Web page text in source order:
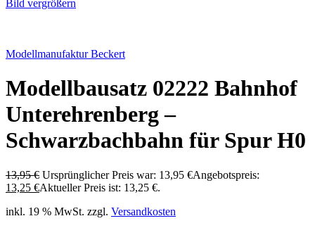
Bild vergrößern
Modellmanufaktur Beckert
Modellbausatz 02222 Bahnhof
Unterehrenberg –
Schwarzbachbahn für Spur H0
13,95€ Ursprünglicher Preis war: 13,95 €Angebotspreis:
13,25 €Aktueller Preis ist: 13,25 €.
inkl. 19 % MwSt. zzgl. Versandkosten